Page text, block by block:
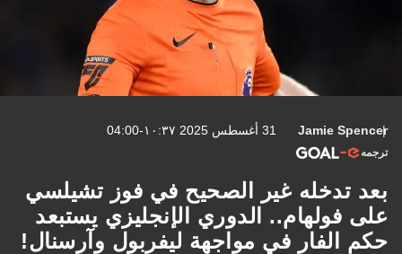
Jamie Spencer 31 أغسطس 2025 ١٠:٣٧-04:00
ترجمه
بعد تدخله غير الصحيح في فوز تشيلسي
على فولهام.. الدوري الإنجليزي يستبعد
حكم الفار في مواجهة ليفربول وآرسنال!